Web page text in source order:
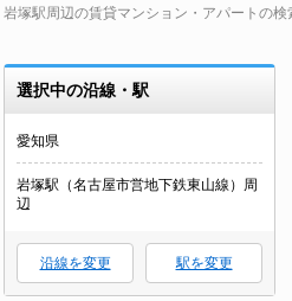
岩塚駅周辺の賃貸マンション・アパートの
選択中の沿線・駅
愛知県
岩塚駅（名古屋市営地下鉄東山線）周
辺
沿線を変更 駅を変更